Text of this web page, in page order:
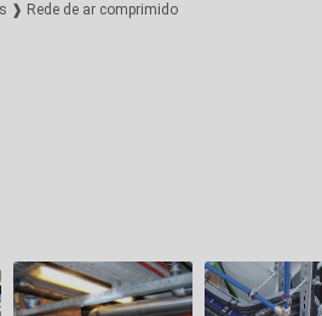
❱ Rede de ar comprimido